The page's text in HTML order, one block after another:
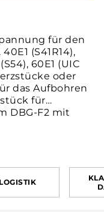
für den
(S41R14),
60E1 (UIC
oder
das Aufbohren
für
DBG-F2 mit
LOGISTIK